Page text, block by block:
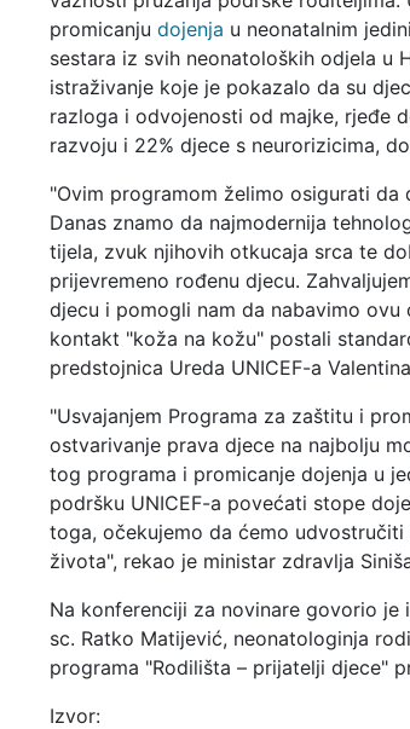
promicanju dojenja u neonatalnim
sestara iz svih neonatoloških odjela u
istraživanje koje je pokazalo da su
razloga i odvojenosti od majke, rjeđe
razvoju i 22% djece s neurorizicima,
"Ovim programom želimo osigurati
Danas znamo da najmodernija
tijela, zvuk njihovih otkucaja srca te
prijevremeno rođenu djecu.
djecu i pomogli nam da nabavimo
kontakt "koža na kožu" postali
predstojnica Ureda UNICEF-a
"Usvajanjem Programa za zaštitu i
ostvarivanje prava djece na najbolju
tog programa i promicanje dojenja u
podršku UNICEF-a povećati stope
toga, očekujemo da ćemo udvostručiti
života", rekao je ministar zdravlja
Na konferenciji za novinare govorio
sc. Ratko Matijević, neonatologinja
programa "Rodilišta – prijatelji djece"
Izvor: